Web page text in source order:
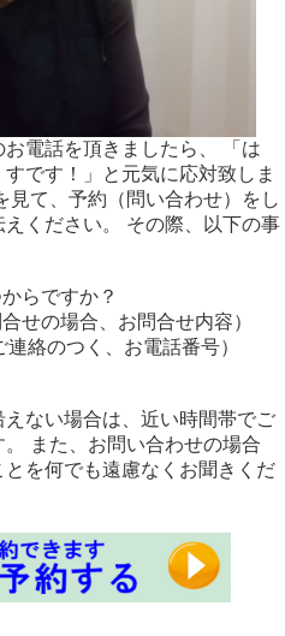
電話を頂きましたら、 「は
です！」と元気に応対致しま
見て、予約（問い合わせ）をし
ください。 その際、以下の事
らですか？
せの場合、お問合せ内容）
絡のつく、お電話番号）
ない場合は、近い時間帯でご
また、お問い合わせの場合
を何でも遠慮なくお聞きくだ